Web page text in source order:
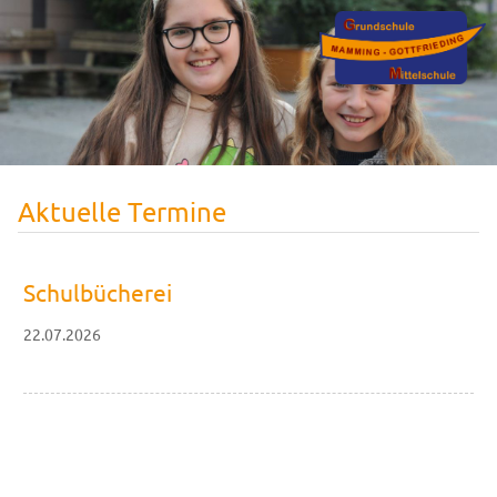
Aktuelle Termine
Schulbücherei
22.07.2026